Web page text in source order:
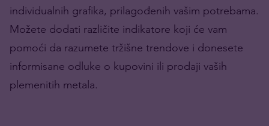
individualnih grafika, prilagođenih vašim potrebama.
Možete dodati različite indikatore koji će vam
pomoći da razumete tržišne trendove i donesete
informisane odluke o kupovini ili prodaji vaših
plemenitih metala.